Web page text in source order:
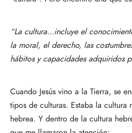
“La cultura…incluye el
la moral, el derecho, las
hábitos y capacidades adquiridos
Cuando Jesús vino a la Tierra, se
tipos de culturas. Estaba la cultura
hebrea. Y dentro de la cultura